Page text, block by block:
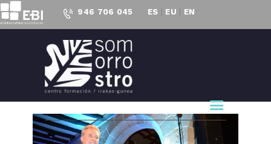
946 706 045 ES EU EN
CENTRO FORMACIÓN
SOMORROSTRO
CF Somorrostro
NUESTRO CENTRO
FORMACIÓN